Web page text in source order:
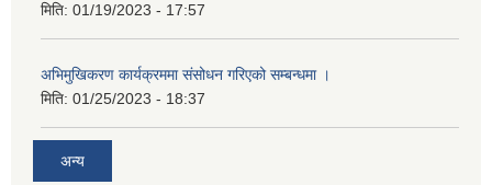
मिति: 01/19/2023 - 17:57
अभिमुखिकरण कार्यक्रममा संसोधन गरिएको सम्बन्धमा ।
मिति: 01/25/2023 - 18:37
अन्य